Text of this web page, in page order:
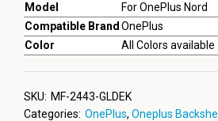
Model
For OnePlus Nord
Compatible Brand OnePlus
Color
All Colors available
SKU: MF-2443-GLDEK
Categories: OnePlus, Oneplus Backshell